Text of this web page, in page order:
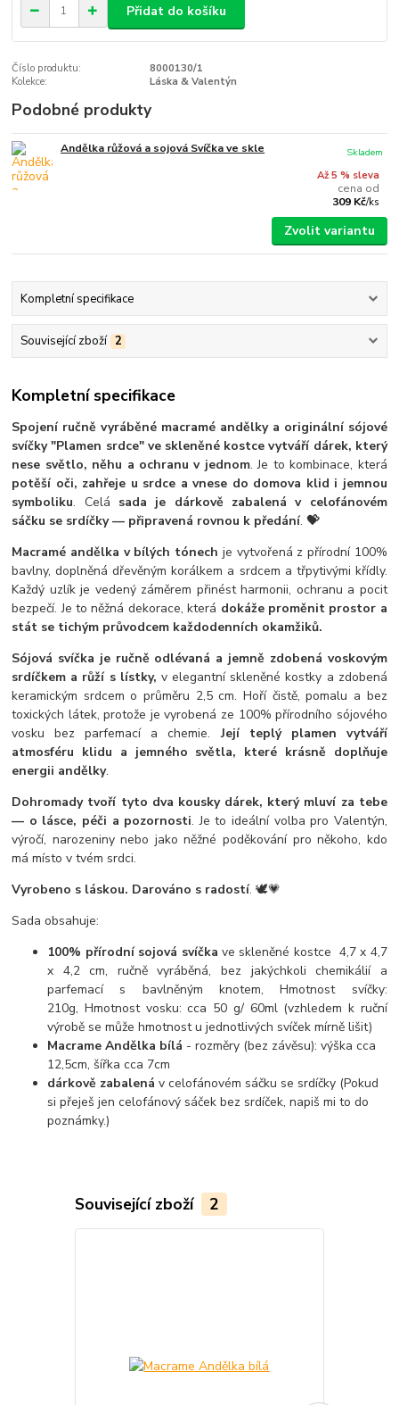
Přidat do košíku
Číslo produktu:
8000130/1
Kolekce:
Láska & Valentýn
Podobné produkty
Andělka růžová a sojová Svíčka ve skle
Až 5 % sleva
cena od
309 Kč/ks
Skladem
Zvolit variantu
Kompletní specifikace
Související zboží 2
Kompletní specifikace
Spojení ručně vyráběné macramé andělky a originální sójové
svíčky "Plamen srdce" ve skleněné kostce vytváří dárek, který
nese světlo, něhu a ochranu v jednom. Je to kombinace, která
potěší oči, zahřeje u srdce a vnese do domova klid i jemnou
symboliku. Celá sada je dárkově zabalená v celofánovém
sáčku se srdíčky — připravená rovnou k předání.💝
Macramé andělka v bílých tónech je vytvořená z přírodní 100%
bavlny, doplněná dřevěným korálkem a srdcem a třpytivými křídly.
Každý uzlík je vedený záměrem přinést harmonii, ochranu a pocit
bezpečí. Je to něžná dekorace, která dokáže proměnit prostor a
stát se tichým průvodcem každodenních okamžiků.
Sójová svíčka je ručně odlévaná a jemně zdobená voskovým
srdíčkem a růží s lístky, v elegantní skleněné kostky a zdobená
keramickým srdcem o průměru 2,5 cm. Hoří čistě, pomalu a bez
toxických látek, protože je vyrobená ze 100% přírodního sójového
vosku bez parfemací a chemie.Její teplý plamen vytváří
atmosféru klidu a jemného světla, které krásně doplňuje
energii andělky.
Dohromady tvoří tyto dva kousky dárek, který mluví za tebe
— o lásce, péči a pozornosti. Je to ideální volba pro Valentýn,
výročí, narozeniny nebo jako něžné poděkování pro někoho, kdo
má místo v tvém srdci.
Vyrobeno s láskou. Darováno s radostí. 🕊️💗
Sada obsahuje:
100% přírodní sojová svíčka ve skleněné kostce 4,7 x 4,7
x 4,2 cm, ručně vyráběná, bez jakýchkoli chemikálií a
parfemací s bavlněným knotem, Hmotnost svíčky:
210g, Hmotnost vosku: cca 50 g/ 60ml (vzhledem k ruční
výrobě se může hmotnost u jednotlivých svíček mírně lišit)
Macrame Andělka bílá - rozměry (bez závěsu): výška cca
12,5cm, šířka cca 7cm
dárkově zabalenáv celofánovém sáčku se srdíčky (Pokud
si přeješ jen celofánový sáček bez srdíček, napiš mi to do
poznámky.)
Související zboží 2